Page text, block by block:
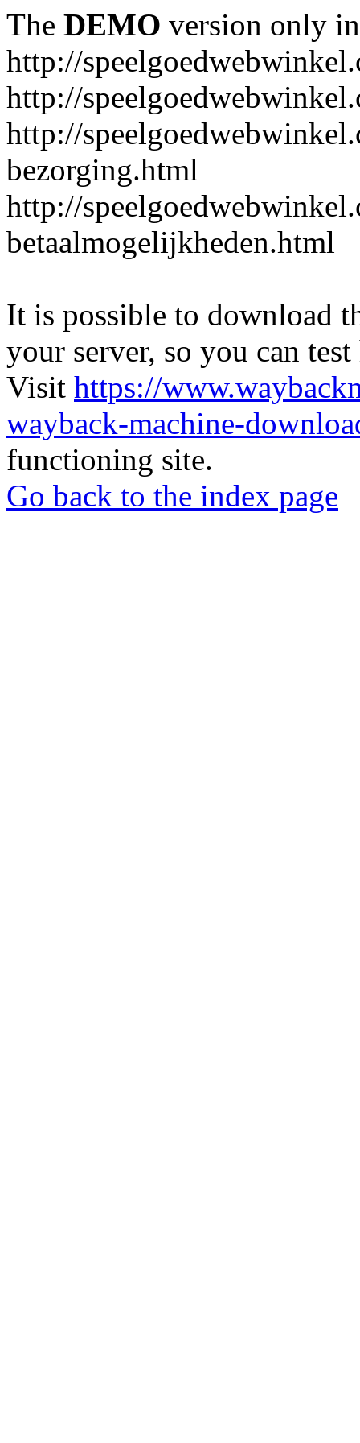
The DEMO version only
http://
http://
http://
bezorging.html
http://
betaalmogelijkheden.html
It is possible to download
your server, so you can
Visit https://
wayback-machine-
functioning site.
Go back to the index page